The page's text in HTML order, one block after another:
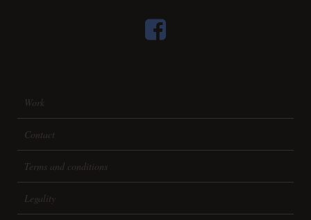
Work
Contact
Terms and conditions
Legality